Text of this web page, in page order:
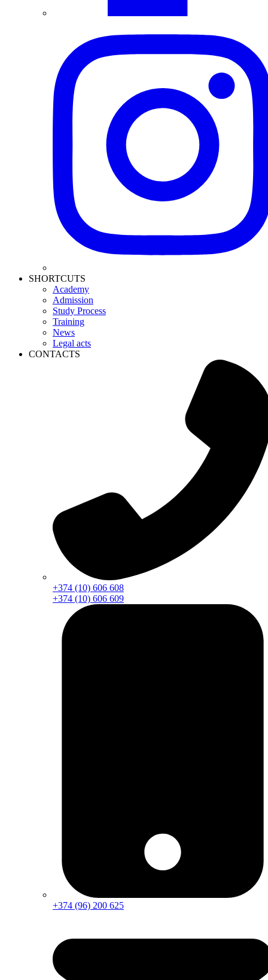
SHORTCUTS
Academy
Admission
Study Process
Training
News
Legal acts
CONTACTS
+374 (10) 606 608
+374 (10) 606 609
+374 (96) 200 625